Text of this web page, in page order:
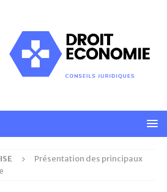
Présentation des principaux